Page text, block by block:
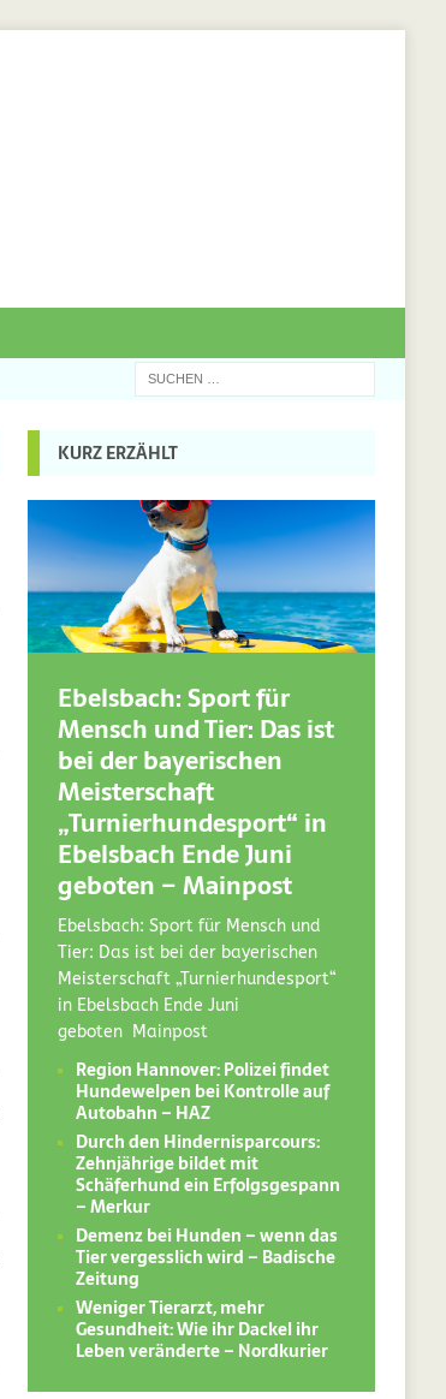
KURZ ERZÄHLT
Ebelsbach: Sport für
Mensch und Tier: Das ist
bei der bayerischen
Meisterschaft
„Turnierhundesport“ in
Ebelsbach Ende Juni
geboten – Mainpost
Ebelsbach: Sport für Mensch und
Tier: Das ist bei der bayerischen
Meisterschaft „Turnierhundesport“
in Ebelsbach Ende Juni
geboten Mainpost
Region Hannover: Polizei findet
Hundewelpen bei Kontrolle auf
Autobahn – HAZ
Durch den Hindernisparcours:
Zehnjährige bildet mit
Schäferhund ein Erfolgsgespann
– Merkur
Demenz bei Hunden – wenn das
Tier vergesslich wird – Badische
Zeitung
Weniger Tierarzt, mehr
Gesundheit: Wie ihr Dackel ihr
Leben veränderte – Nordkurier